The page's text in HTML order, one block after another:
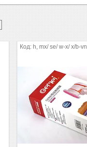
h, mx/ se/ w-x/ х/b-vn